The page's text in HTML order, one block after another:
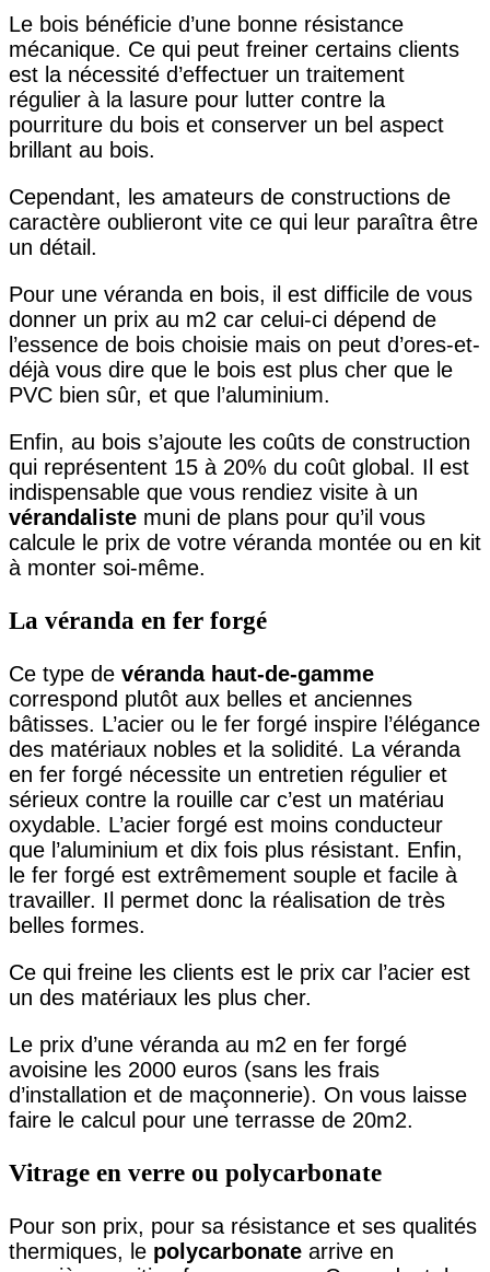
Le bois bénéficie d’une bonne résistance
mécanique. Ce qui peut freiner certains clients
est la nécessité d’effectuer un traitement
régulier à la lasure pour lutter contre la
pourriture du bois et conserver un bel aspect
brillant au bois.
Cependant, les amateurs de constructions de
caractère oublieront vite ce qui leur paraîtra être
un détail.
Pour une véranda en bois, il est difficile de vous
donner un prix au m2 car celui-ci dépend de
l’essence de bois choisie mais on peut d’ores-et-
déjà vous dire que le bois est plus cher que le
PVC bien sûr, et que l’aluminium.
Enfin, au bois s’ajoute les coûts de construction
qui représentent 15 à 20% du coût global. Il est
indispensable que vous rendiez visite à un
vérandaliste muni de plans pour qu’il vous
calcule le prix de votre véranda montée ou en kit
à monter soi-même.
La véranda en fer forgé
Ce type de véranda haut-de-gamme
correspond plutôt aux belles et anciennes
bâtisses. L’acier ou le fer forgé inspire l’élégance
des matériaux nobles et la solidité. La véranda
en fer forgé nécessite un entretien régulier et
sérieux contre la rouille car c’est un matériau
oxydable. L’acier forgé est moins conducteur
que l’aluminium et dix fois plus résistant. Enfin,
le fer forgé est extrêmement souple et facile à
travailler. Il permet donc la réalisation de très
belles formes.
Ce qui freine les clients est le prix car l’acier est
un des matériaux les plus cher.
Le prix d’une véranda au m2 en fer forgé
avoisine les 2000 euros (sans les frais
d’installation et de maçonnerie). On vous laisse
faire le calcul pour une terrasse de 20m2.
Vitrage en verre ou polycarbonate
Pour son prix, pour sa résistance et ses qualités
thermiques, le polycarbonate arrive en